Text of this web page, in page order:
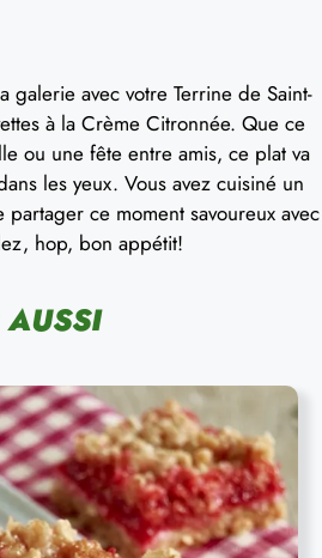
galerie avec votre Terrine de Saint-
à la Crème Citronnée. Que ce
ou une fête entre amis, ce plat va
les yeux. Vous avez cuisiné un
ce moment savoureux avec
hop, bon appétit!